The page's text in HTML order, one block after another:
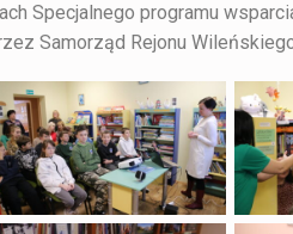
Specjalnego programu
Samorząd Rejonu